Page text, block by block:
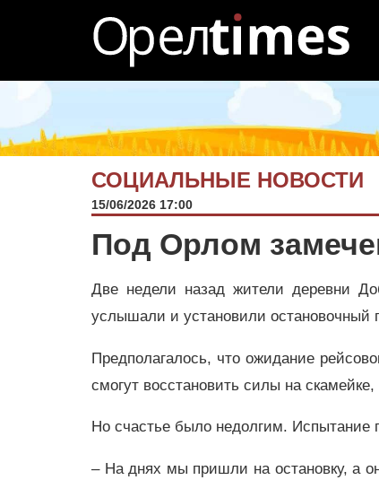
СОЦИАЛЬНЫЕ НОВОСТИ
15/06/2026 17:00
Под Орлом
Две недели назад жители деревни
услышали и установили остановочный
Предполагалось, что ожидание
смогут восстановить силы на
Но счастье было недолгим. Испытание
– На днях мы пришли на остановку, а